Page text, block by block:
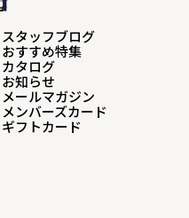
スタッフブログ
おすすめ特集
カタログ
お知らせ
メールマガジン
メンバーズカード
ギフトカード